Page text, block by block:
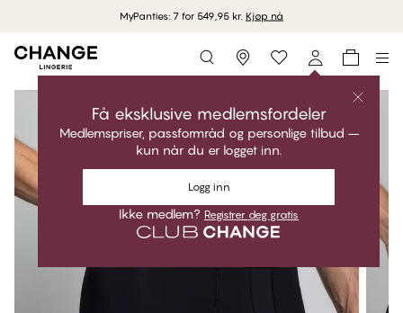
MyPanties: 7 for 549,95 kr. Kjøp nå
Storefinder
Få eksklusive medlemsfordeler
Medlemspriser, passformråd og personlige tilbud –
kun når du er logget inn.
Logg inn
Ikke medlem? Registrer deg gratis